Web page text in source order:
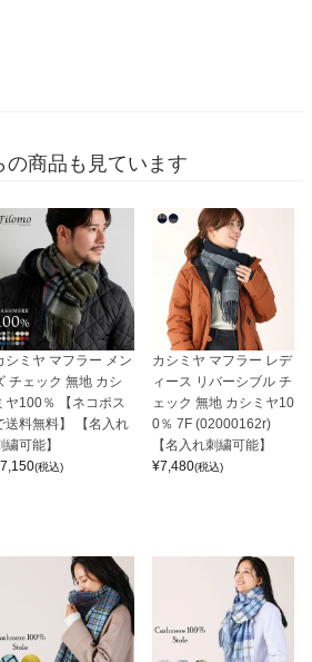
商品も見ています
シミヤ マフラー メン
チェック 無地 カシ
ヤ100％ 【ネコポス
送料無料】 【名入れ
繍可能】
7,150(税込)
カシミヤ マフラー レデ
ィース リバーシブル チ
ェック 無地 カシミヤ10
0％ 7F (02000162r)
【名入れ刺繍可能】
¥7,480(税込)